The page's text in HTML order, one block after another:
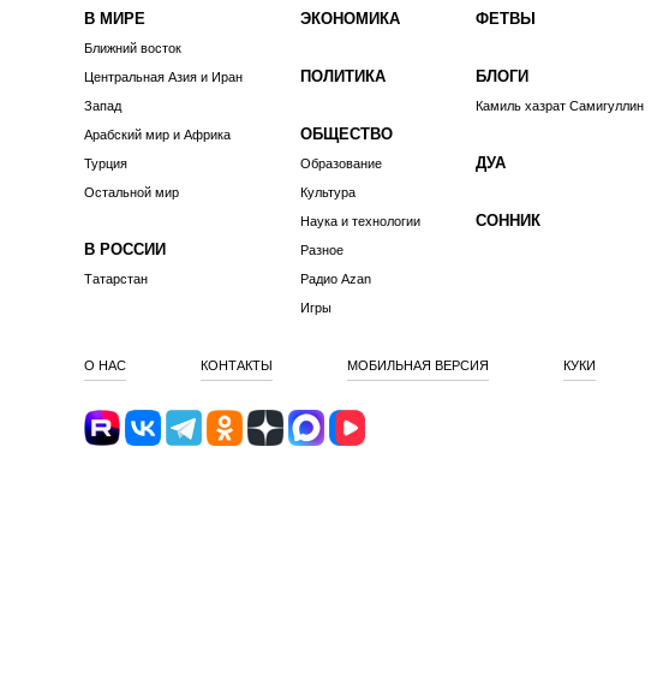
В МИРЕ
Ближний восток
Центральная Азия и Иран
Запад
Арабский мир и Африка
Турция
Остальной мир
В РОССИИ
Татарстан
ЭКОНОМИКА
ПОЛИТИКА
ОБЩЕСТВО
Образование
Культура
Наука и технологии
Разное
Радио Azan
Игры
ФЕТВЫ
БЛОГИ
Камиль хазрат Самигуллин
ДУА
СОННИК
О НАС КОНТАКТЫ МОБИЛЬНАЯ ВЕРСИЯ КУКИ